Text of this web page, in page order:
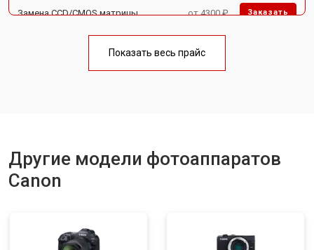
Замена CCD/CMOS матрицы от 4300 ₽ Заказать
Чистка матрицы от 3100 ₽
Показать весь прайс
Другие модели фотоаппаратов
Canon